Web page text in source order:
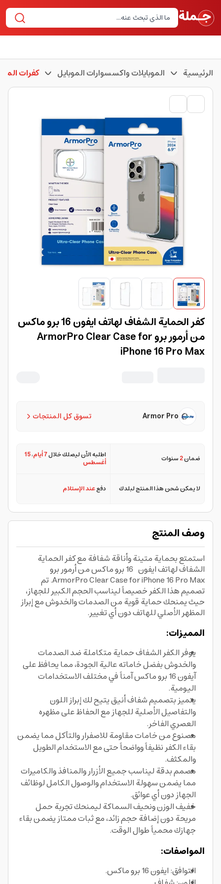
الرئيسية الموبايلات واكسسوارات الموبايل كفرات
كفر الحماية الشفاف لهاتف ايفون 16 برو ماكس
من أرمور برو ArmorPro Clear Case for
iPhone 16 Pro Max
تسوق كل المنتجات Armor Pro
ضمان2سنوات اطلبه الآن ليصلك خلال7 أيام ،15
أغسطس
لا يمكن شحن هذا المنتج لبلدك دفععند الإستلام
وصف المنتج
استمتع بحماية متينة وأناقة شفافة مع كفر الحماية
الشفاف لهاتف ايفون 16 برو ماكس من أرمور برو
ArmorPro Clear Case for iPhone 16 Pro Max. تم
تصميم هذا الكفر خصيصاً ليناسب الحجم الكبير للجهاز،
حيث يمنحك حماية قوية من الصدمات والخدوش مع إبراز
المظهر الأصلي للهاتف دون أي تغيير.
المميزات:
يوفر الكفر الشفاف حماية متكاملة ضد الصدمات
والخدوش بفضل خاماته عالية الجودة، مما يحافظ على
آيفون 16 برو ماكس آمناً في مختلف الاستخدامات
اليومية.
يتميز بتصميم شفاف أنيق يتيح لك إبراز اللون
والتفاصيل الأصلية للجهاز مع الحفاظ على مظهره
العصري الفاخر.
مصنوع من خامات مقاومة للاصفرار والتآكل مما يضمن
بقاء الكفر نظيفاً وواضحاً حتى مع الاستخدام الطويل
والمكثف.
مصمم بدقة ليناسب جميع الأزرار والمنافذ والكاميرات
مما يضمن سهولة الاستخدام والوصول الكامل لوظائف
الجهاز دون أي عوائق.
خفيف الوزن ونحيف السماكة ليمنحك تجربة حمل
مريحة دون إضافة حجم زائد، مع ثبات ممتاز يضمن بقاء
جهازك محمياً طوال الوقت.
المواصفات:
التوافق: ايفون 16 برو ماكس.